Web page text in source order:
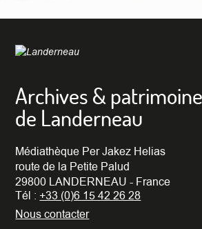
Archives &
de Landerneau
Médiathèque Per Jakez Helias
route de la Petite Palud
29800 LANDERNEAU - France
Tél :+33 (0)6 15 42 26 28
Nous contacter